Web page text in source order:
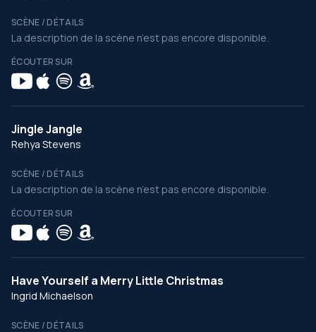
SCÈNE / DÉTAILS
La description de la scène n’est pas encore disponible.
ÉCOUTER SUR
Jingle Jangle
Rehya Stevens
SCÈNE / DÉTAILS
La description de la scène n’est pas encore disponible.
ÉCOUTER SUR
Have Yourself a Merry Little Christmas
Ingrid Michaelson
SCÈNE / DÉTAILS